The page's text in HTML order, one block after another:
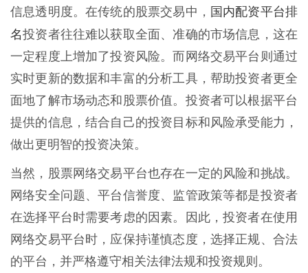
信息透明度。在传统的股票交易中， 国内配资平台排
名投资者往往难以获取全面、准确的市场信息，这在
一定程度上增加了投资风险。而网络交易平台则通过
实时更新的数据和丰富的分析工具，帮助投资者更全
面地了解市场动态和股票价值。投资者可以根据平台
提供的信息，结合自己的投资目标和风险承受能力，
做出更明智的投资决策。
当然，股票网络交易平台也存在一定的风险和挑战。
网络安全问题、平台信誉度、监管政策等都是投资者
在选择平台时需要考虑的因素。因此，投资者在使用
网络交易平台时，应保持谨慎态度，选择正规、合法
的平台，并严格遵守相关法律法规和投资规则。